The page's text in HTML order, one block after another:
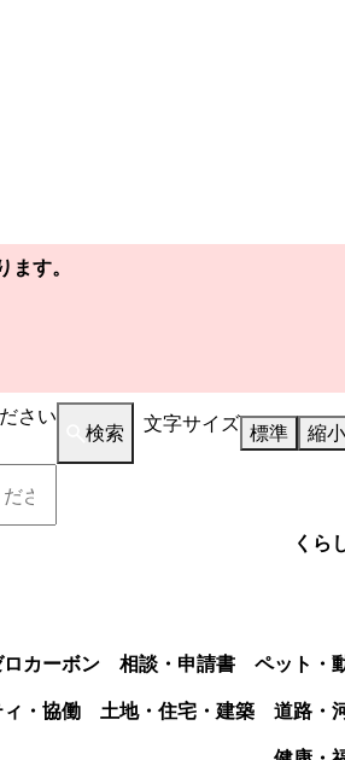
す。
さい
検索 文字サイズ 標準 縮小
くら
カーボン 相談・申請書 ペット・
・協働
土地・住宅・建築
道路・